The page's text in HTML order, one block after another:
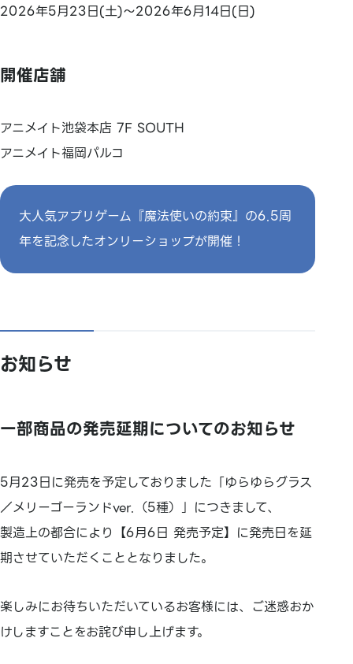
2026年5月23日(土)～2026年6月14日(日)
開催店舗
アニメイト池袋本店 7F SOUTH
アニメイト福岡パルコ
大人気アプリゲーム『魔法使いの約束』の6.5周
年を記念したオンリーショップが開催！
お知らせ
一部商品の発売延期についてのお知らせ
5月23日に発売を予定しておりました「ゆらゆらグラス
／メリーゴーランドver.（5種）」につきまして、
製造上の都合により【6月6日 発売予定】に発売日を延
期させていただくこととなりました。
楽しみにお待ちいただいているお客様には、ご迷惑おか
けしますことをお詫び申し上げます。